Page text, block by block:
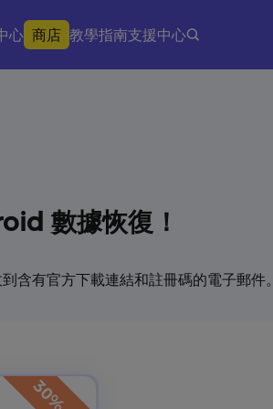
心 商店 教學指南支援中心
數據恢復！
含有官方下載連結和註冊碼的電子郵件。